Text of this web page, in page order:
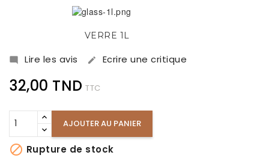
VERRE 1L
 Lire les avis  Ecrire une critique
32,00 TND TTC
AJOUTER AU PANIER
 Rupture de stock